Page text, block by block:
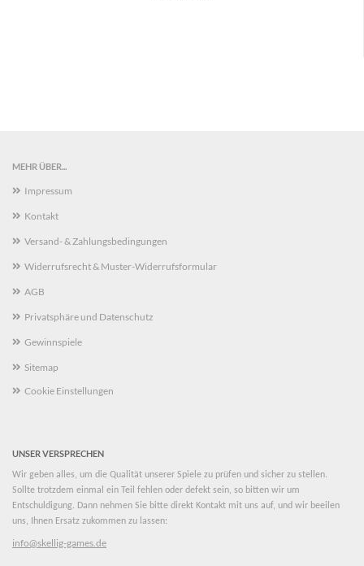
MEHR ÜBER...
Impressum
Kontakt
Versand- & Zahlungsbedingungen
Widerrufsrecht & Muster-Widerrufsformular
AGB
Privatsphäre und Datenschutz
Gewinnspiele
Sitemap
Cookie Einstellungen
UNSER VERSPRECHEN
Wir geben alles, um die Qualität unserer Spiele zu prüfen und sicher zu stellen.
Sollte trotzdem einmal ein Teil fehlen oder defekt sein, so bitten wir um
Entschuldigung. Dann nehmen Sie bitte direkt Kontakt mit uns auf, und wir beeilen
uns, Ihnen Ersatz zukommen zu lassen:
info@skellig-games.de